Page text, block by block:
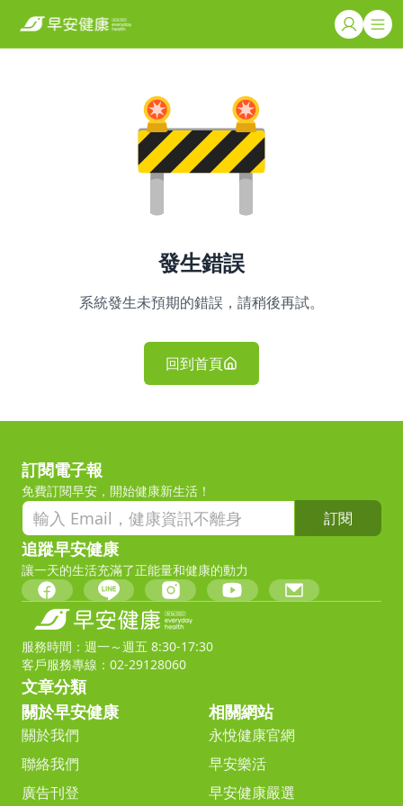
發生錯誤
系統發生未預期的錯誤，請稍後再試。
回到首頁
訂閱電子報
免費訂閱早安，開始健康新生活！
訂閱
追蹤早安健康
讓一天的生活充滿了正能量和健康的動力
服務時間：週一～週五 8:30-17:30
客戶服務專線：02-29128060
文章分類
關於早安健康
關於我們
聯絡我們
廣告刊登
相關網站
永悅健康官網
早安樂活
早安健康嚴選